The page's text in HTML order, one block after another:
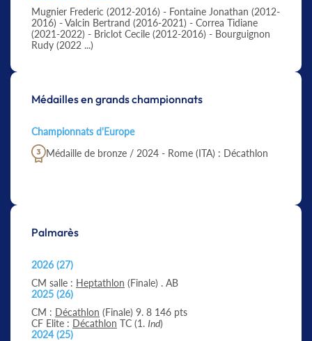
Mugnier Frederic (2012-2016) - Fontaine Jonathan (2012-
2016) - Valcin Bertrand (2016-2021) - Correa Tidiane
(2021-2022) - Briclot Cecile (2012-2016) - Bourguignon
Rudy (2022 ...)
Médailles en grands championnats
Championnats d'Europe
Médaille de bronze / 2024 - Rome (ITA) : Décathlon
Palmarès
2026 (27)
CM salle : Heptathlon (Finale) . AB
2025 (26)
CM : Décathlon (Finale) 9. 8 146 pts
CF Elite : Décathlon TC (1. Ind)
2024 (25)